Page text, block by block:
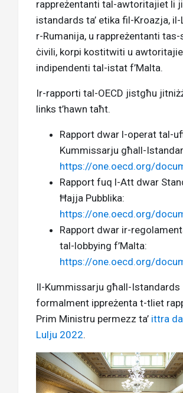
rappreżentanti tal-awtoritajiet li
istandards ta’ etika fil-Kroazja,
r-Rumanija, u rappreżentanti
ċivili, korpi kostitwiti u
indipendenti tal-istat f’Malta.
Ir-rapporti tal-OECD jistgħu
links t’hawn taħt.
Rapport dwar l-operat tal-
Kummissarju għall-
https://one.oecd.org/
Rapport fuq l-Att dwar
Ħajja Pubblika:
https://one.oecd.org/
Rapport dwar ir-
tal-lobbying f’Malta:
https://one.oecd.org/
Il-Kummissarju għall-Istandards
formalment ippreżenta t-tliet
Prim Ministru permezz ta’ ittra
Lulju 2022.